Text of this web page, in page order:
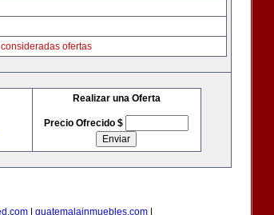
ofertas
Realizar una Oferta
Precio Ofrecido $
| guatemalainmuebles.com|